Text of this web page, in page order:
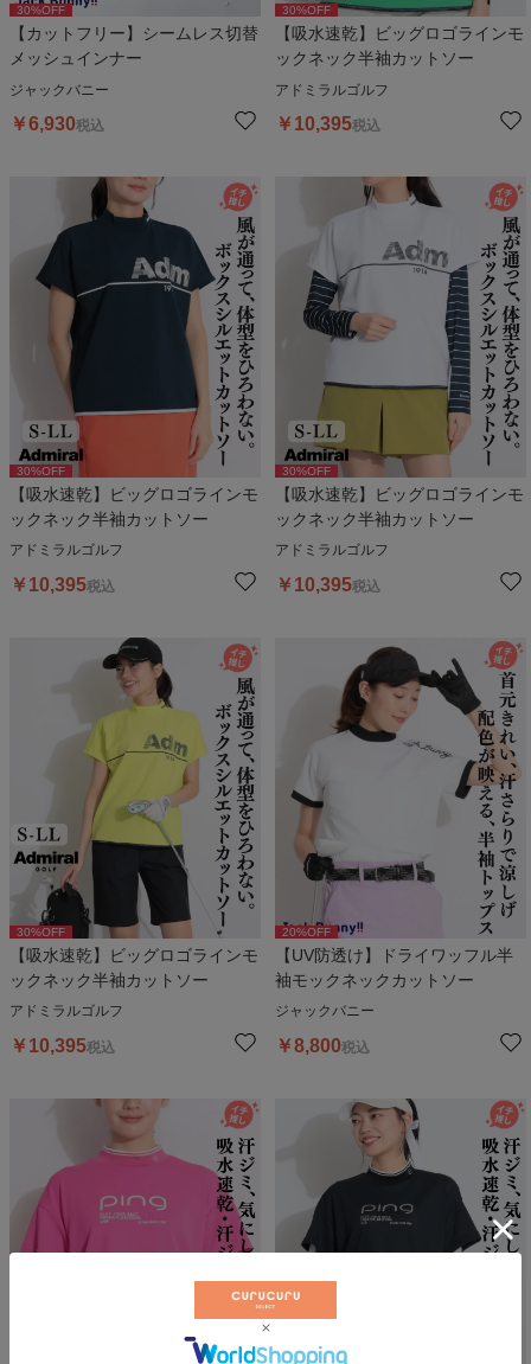
30%OFF
【カットフリー】シームレス切替
メッシュインナー
ジャックバニー
￥6,930税込
30%OFF
【吸水速乾】ビッグロゴラインモ
ックネック半袖カットソー
アドミラルゴルフ
￥ 10,395税込
30%OFF
【吸水速乾】ビッグロゴラインモ
ックネック半袖カットソー
アドミラルゴルフ
￥ 10,395税込
30%OFF
【吸水速乾】ビッグロゴラインモ
ックネック半袖カットソー
アドミラルゴルフ
￥ 10,395税込
30%OFF
【吸水速乾】ビッグロゴラインモ
ックネック半袖カットソー
アドミラルゴルフ
￥ 10,395税込
20%OFF
【UV防透け】ドライワッフル半
袖モックネックカットソー
ジャックバニー
￥8,800税込